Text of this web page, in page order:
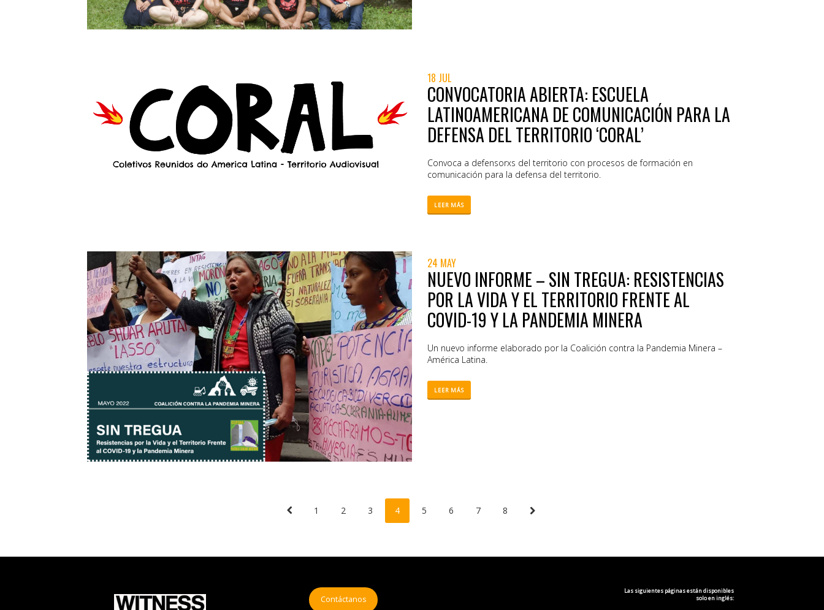
18 JUL
CONVOCATORIA ABIERTA: ESCUELA
LATINOAMERICANA DE COMUNICACIÓN PARA LA
DEFENSA DEL TERRITORIO ‘CORAL’
Convoca a defensorxs del territorio con procesos de formación en
comunicación para la defensa del territorio.
LEER MÁS
24 MAY
NUEVO INFORME – SIN TREGUA: RESISTENCIAS
POR LA VIDA Y EL TERRITORIO FRENTE AL
COVID-19 Y LA PANDEMIA MINERA
Un nuevo informe elaborado por la Coalición contra la Pandemia Minera –
América Latina.
LEER MÁS
1 2 3 4 5 6 7 8
Contáctanos
Las siguientes páginas están disponibles
solo en inglés: